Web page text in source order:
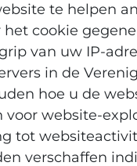
te helpen
cookie
van uw IP-
in de
hoe u de
website-
tot
verschaffen